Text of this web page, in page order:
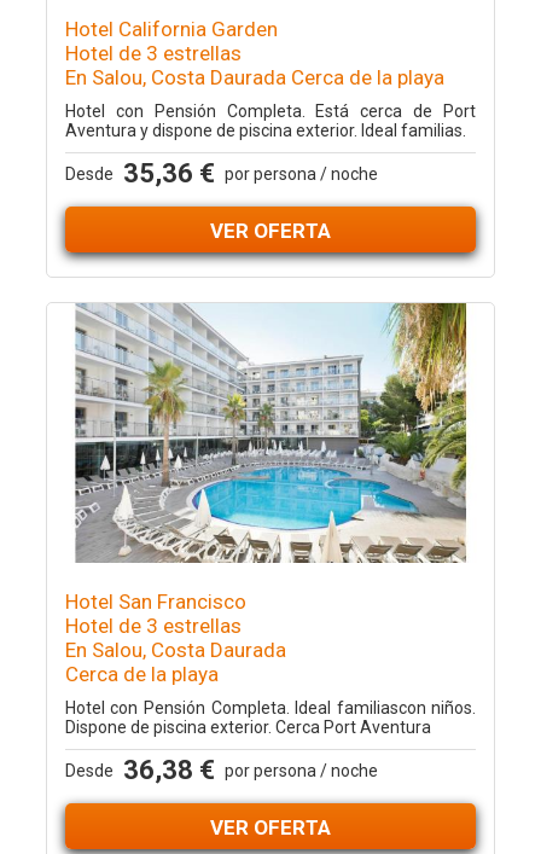
Hotel California Garden
Hotel de 3 estrellas
En Salou, Costa Daurada Cerca de la playa
Hotel con Pensión Completa. Está cerca de Port
Aventura y dispone de piscina exterior. Ideal familias.
Desde 35,36 € por persona / noche
VER OFERTA
Hotel San Francisco
Hotel de 3 estrellas
En Salou, Costa Daurada
Cerca de la playa
Hotel con Pensión Completa. Ideal familiascon niños.
Dispone de piscina exterior. Cerca Port Aventura
Desde 36,38 € por persona / noche
VER OFERTA